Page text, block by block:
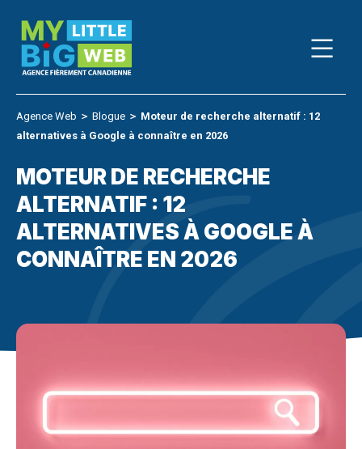
content
Agence Web ＞ Blogue ＞ Moteur de recherche alternatif : 12
alternatives à Google à connaître en 2026
MOTEUR DE RECHERCHE
ALTERNATIF : 12
ALTERNATIVES À GOOGLE À
CONNAÎTRE EN 2026